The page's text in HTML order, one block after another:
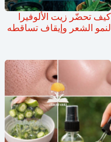
كيف تحضّر زيت الألوفيرا
لنمو الشعر وإيقاف تساقطه